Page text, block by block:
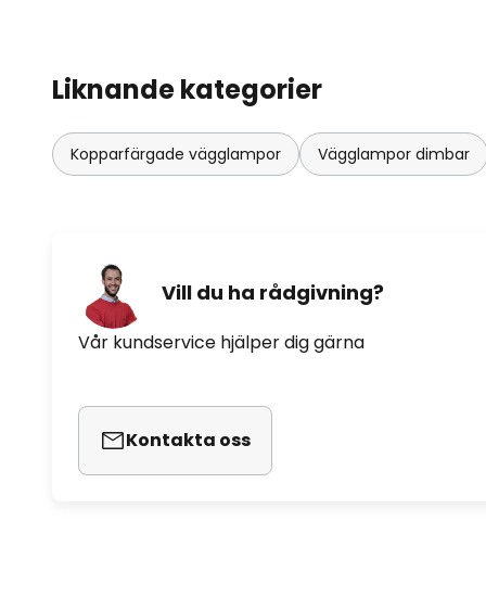
Liknande kategorier
Kopparfärgade vägglampor Vägglampor dimbar
Vill du ha rådgivning?
Vår kundservice hjälper dig gärna
Kontakta oss